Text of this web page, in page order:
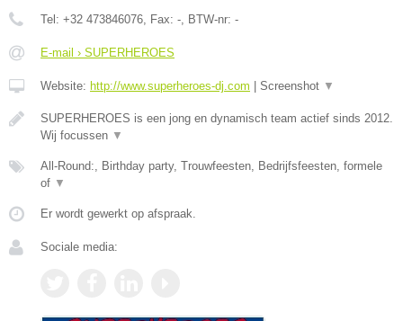
Tel: +32 473846076, Fax: -, BTW-nr: -
E-mail › SUPERHEROES
Website: http://www.superheroes-dj.com Screenshot ▼
SUPERHEROES is een jong en dynamisch team actief sinds 2012.
Wij focussen ▼
All-Round:, Birthday party, Trouwfeesten, Bedrijfsfeesten, formele
of ▼
Er wordt gewerkt op afspraak.
Sociale media: